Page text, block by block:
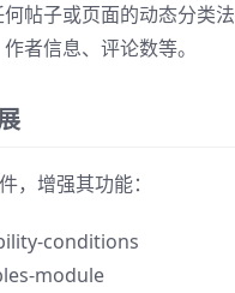
帖子或页面的动态分类法
者信息、评论数等。
，增强其功能：
conditions
module